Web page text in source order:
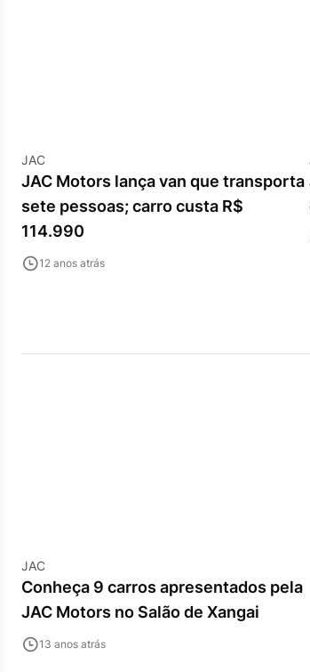
JAC
JAC Motors lança van que transporta
sete pessoas; carro custa R$
114.990
12 anos atrás
JAC
Conheça 9 carros apresentados pela
JAC Motors no Salão de Xangai
13 anos atrás